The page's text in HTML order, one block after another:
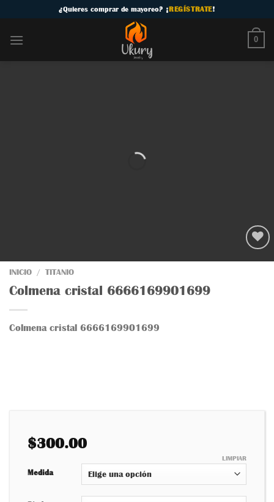
content
¿Quieres comprar de mayoreo? ¡REGÍSTRATE!
0
INICIO / TITANIO
Colmena cristal 6666169901699
Colmena cristal 6666169901699
$300.00
Medida
LIMPIAR